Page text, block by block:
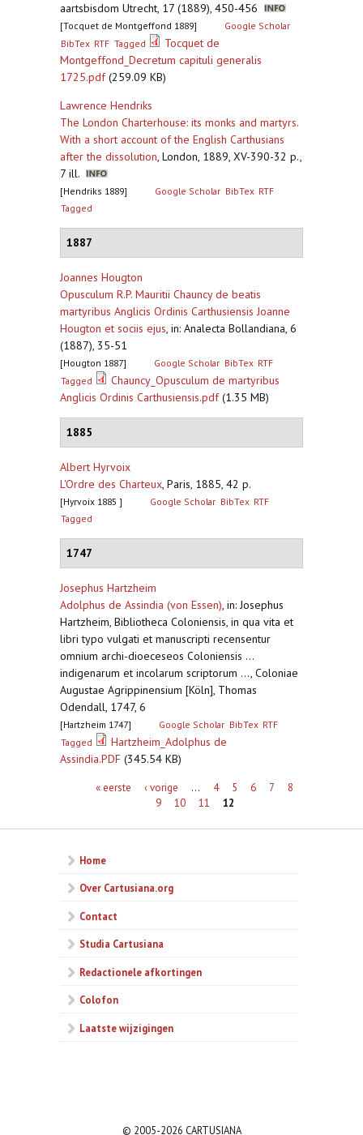
aartsbisdom Utrecht, 17 (1889), 450-456
[Tocquet de Montgeffond 1889]
Google Scholar
BibTex RTF Tagged
Tocquet de
Montgeffond_Decretum capituli generalis
1725.pdf(259.09 KB)
Lawrence Hendriks
The London Charterhouse: its monks and martyrs.
With a short account of the English Carthusians
after the dissolution, London, 1889, XV-390-32 p.,
7 ill.
[Hendriks 1889] Google Scholar BibTex RTF
Tagged
1887
Joannes Hougton
Opusculum R.P. Mauritii Chauncy de beatis
martyribus Anglicis Ordinis Carthusiensis Joanne
Hougton et sociis ejus, in: Analecta Bollandiana, 6
(1887), 35-51
[Hougton 1887] Google Scholar BibTex RTF
Tagged
Chauncy_Opusculum de martyribus
Anglicis Ordinis Carthusiensis.pdf(1.35 MB)
1885
Albert Hyrvoix
L'Ordre des Charteux, Paris, 1885, 42 p.
[Hyrvoix 1885 ] Google Scholar BibTex RTF
Tagged
1747
Josephus Hartzheim
Adolphus de Assindia (von Essen), in: Josephus
Hartzheim, Bibliotheca Coloniensis, in qua vita et
libri typo vulgati et manuscripti recensentur
omnium archi-dioeceseos Coloniensis ...
indigenarum et incolarum scriptorum ..., Coloniae
Augustae Agrippinensium [Köln], Thomas
Odendall, 1747, 6
[Hartzheim 1747] Google Scholar BibTex RTF
Tagged
Hartzheim_Adolphus de
Assindia.PDF (345.54 KB)
Pagina's« eerste ‹ vorige … 4 5 6 7
8
9
10 11 12
Home
Over Cartusiana.org
Contact
Studia Cartusiana
Redactionele afkortingen
Colofon
Laatste wijzigingen
© 2005-2026 CARTUSIANA